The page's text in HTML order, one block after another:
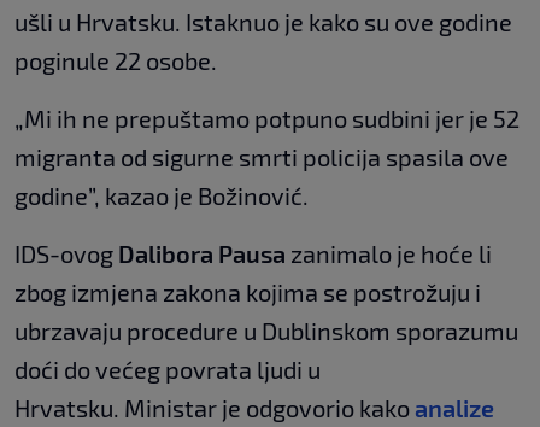
ušli u Hrvatsku. Istaknuo je kako su ove godine
poginule 22 osobe.
„Mi ih ne prepuštamo potpuno sudbini jer je 52
migranta od sigurne smrti policija spasila ove
godine”, kazao je Božinović.
IDS-ovog Dalibora Pausa zanimalo je hoće li
zbog izmjena zakona kojima se postrožuju i
ubrzavaju procedure u Dublinskom sporazumu
doći do većeg povrata ljudi u
Hrvatsku. Ministar je odgovorio kako analize